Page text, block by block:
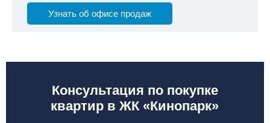
Узнать об офисе продаж
Консультация по покупке
квартир в ЖК «Кинопарк»